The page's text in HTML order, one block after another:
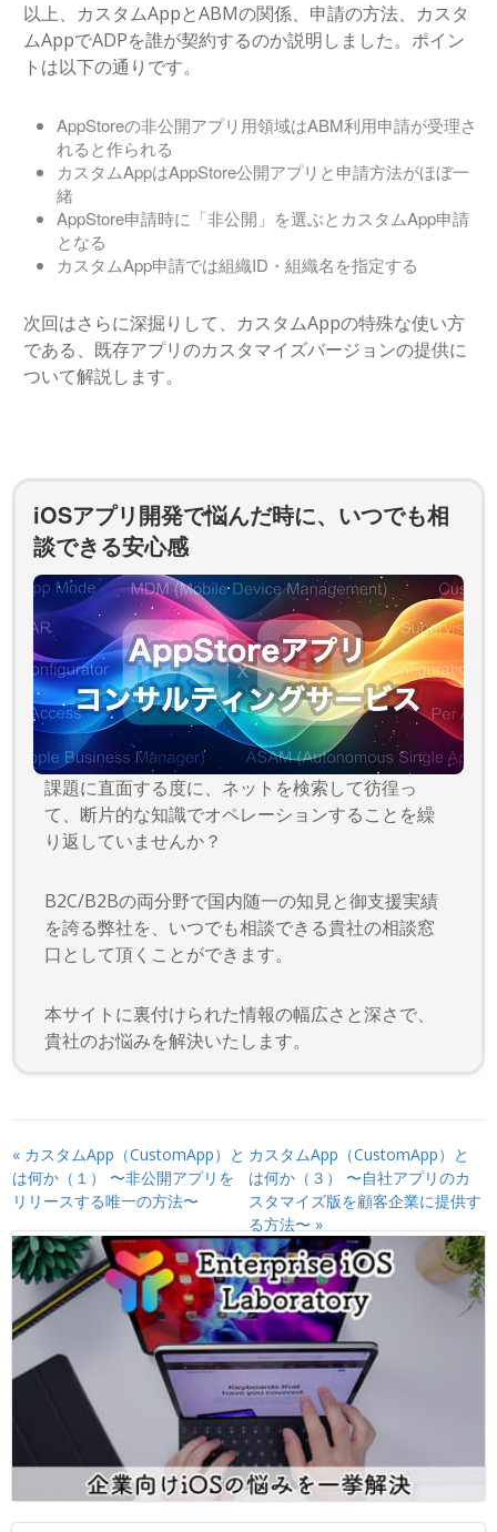
以上、カスタムAppとABMの関係、申請の方法、カスタ
ムAppでADPを誰が契約するのか説明しました。ポイン
トは以下の通りです。
AppStoreの非公開アプリ用領域はABM利用申請が受理さ
れると作られる
カスタムAppはAppStore公開アプリと申請方法がほぼ一
緒
AppStore申請時に「非公開」を選ぶとカスタムApp申請
となる
カスタムApp申請では組織ID・組織名を指定する
次回はさらに深掘りして、カスタムAppの特殊な使い方
である、既存アプリのカスタマイズバージョンの提供に
ついて解説します。
iOSアプリ開発で悩んだ時に、いつでも相
談できる安心感
課題に直面する度に、ネットを検索して彷徨っ
て、断片的な知識でオペレーションすることを繰
り返していませんか？
B2C/B2Bの両分野で国内随一の知見と御支援実績
を誇る弊社を、いつでも相談できる貴社の相談窓
口として頂くことができます。
本サイトに裏付けられた情報の幅広さと深さで、
貴社のお悩みを解決いたします。
« カスタムApp（CustomApp）と
は何か（１） 〜非公開アプリを
リリースする唯一の方法〜
カスタムApp（CustomApp）と
は何か（３） 〜自社アプリのカ
スタマイズ版を顧客企業に提供す
る方法〜 »